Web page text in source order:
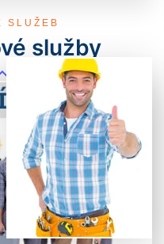
SLUŽEB
služby